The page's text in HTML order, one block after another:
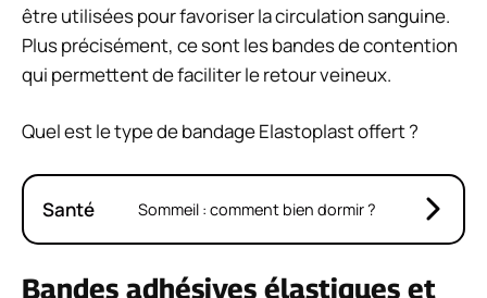
être utilisées pour favoriser la circulation sanguine.
Plus précisément, ce sont les bandes de contention
qui permettent de faciliter le retour veineux.
Quel est le type de bandage Elastoplast offert ?
Santé Sommeil : comment bien dormir ?
Bandes adhésives élastiques et